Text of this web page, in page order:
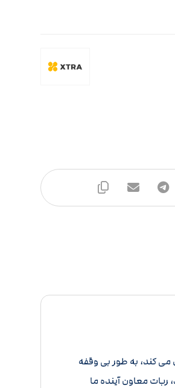
کند، به طور بی وقفه
ربات معاون آینده ما